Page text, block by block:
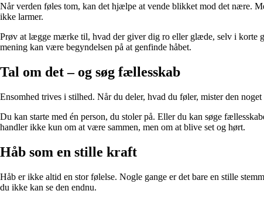
Når verden føles tom, kan det hjælpe at vende blikket mod det nære.
ikke larmer.
Prøv at lægge mærke til, hvad der giver dig ro eller glæde, selv i korte
mening kan være begyndelsen på at genfinde håbet.
Tal om det – og søg fællesskab
Ensomhed trives i stilhed. Når du deler, hvad du føler, mister den
Du kan starte med én person, du stoler på. Eller du kan søge
handler ikke kun om at være sammen, men om at blive set og hørt.
Håb som en stille kraft
Håb er ikke altid en stor følelse. Nogle gange er det bare en stille
du ikke kan se den endnu.